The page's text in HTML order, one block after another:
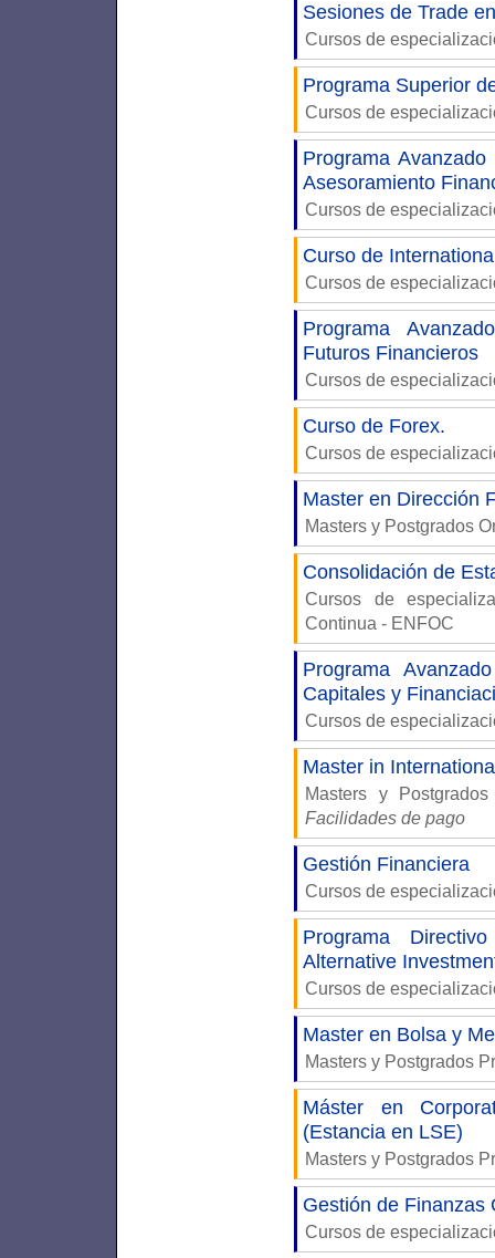
Sesiones de Trade
Cursos de
Programa Superior
Cursos de
Programa
Asesoramiento
Cursos de
Curso de
Cursos de
Programa
Futuros Financieros
Cursos de
Curso de Forex.
Cursos de
Master en Dirección
Masters y Postgrados
Consolidación de
Cursos de
Continua - ENFOC
Programa
Capitales y
Cursos de
Master in
Masters y
Facilidades de pago
Gestión Financiera
Cursos de
Programa
Alternative
Cursos de
Master en Bolsa y
Masters y Postgrados
Máster en
(Estancia en LSE)
Masters y Postgrados
Gestión de Finanzas
Cursos de